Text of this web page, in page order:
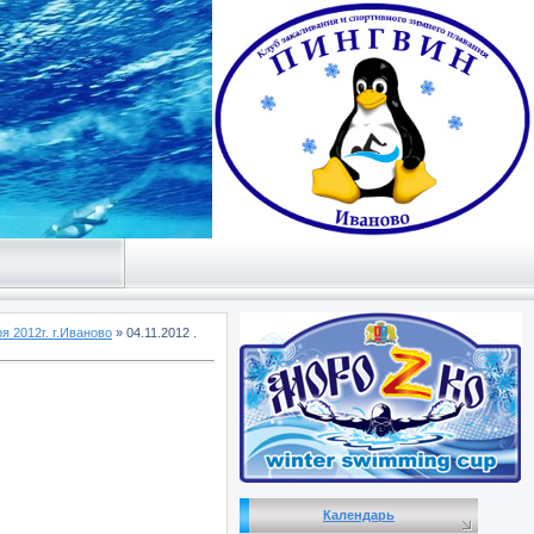
2012г. г.Иваново » 04.11.2012 .
Календарь